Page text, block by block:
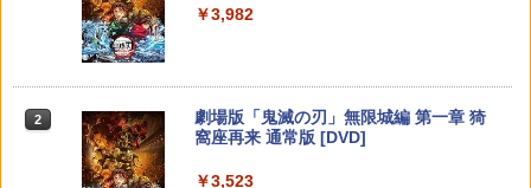
Nintendo Switch2 ケース EVA キャリン
￥1,078
ション]
￥900
￥8,006
￥5,832
2 スプラトゥーン レイダース -Switch2
2
Beast of Reincarnation -PS5 【特典】
プロダクトコード 封入
￥7,286
￥8,300
ラー (ロボット ホワイト)
￥3,982
2
劇場版「鬼滅の刃」無限城編 第一章 猗
窩座再来 通常版 [DVD]
￥3,523